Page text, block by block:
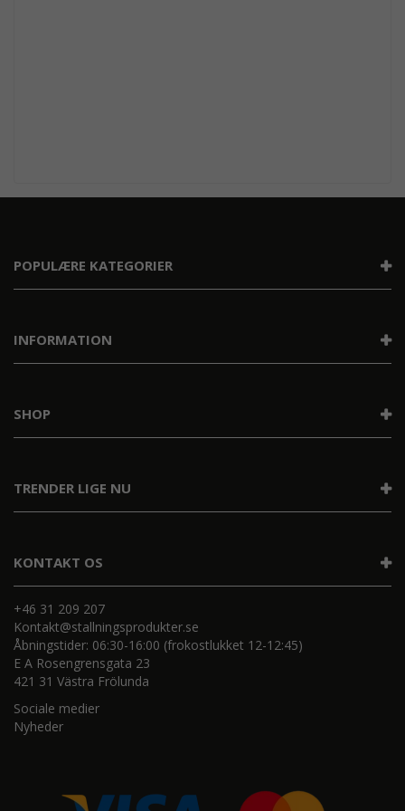
KONTAKT OS
+46 31 209 207
Kontakt@stallningsprodukter.se
Åbningstider: 06:30-16:00 (frokostlukket 12-12:45)
E A Rosengrensgata 23
421 31 Västra Frölunda
Sociale medier
Nyheder
POPULÆRE KATEGORIER
INFORMATION
TRENDER LIGE NU
SHOP